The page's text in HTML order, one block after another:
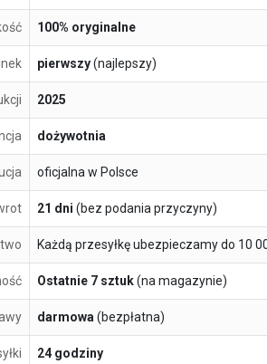
100% oryginalne
pierwszy(najlepszy)
2025
dożywotnia
oficjalna w Polsce
21 dni (bez podania przyczyny)
Każdą przesyłkę ubezpieczamy do 10
Ostatnie 7 sztuk(na magazynie)
darmowa(bezpłatna)
24 godziny